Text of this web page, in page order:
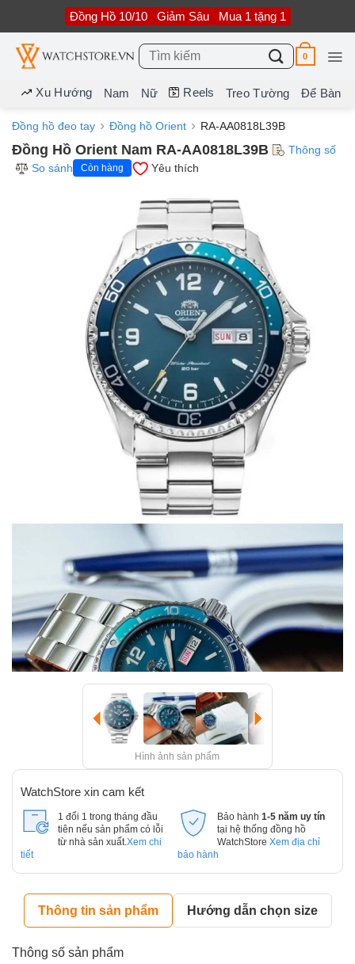
nội
dung
Đồng Hồ 10/10 Giảm Sâu Mua 1 tặng 1
Tìm
kiếm:
0
Xu Hướng Nam Nữ Reels Treo Tường Để Bàn
Đồng hồ đeo tay Đồng hồ Orient RA-AA0818L39B
Đồng Hồ Orient Nam RA-AA0818L39B
Thông số
So sánh
Còn hàng Yêu thích
Hình ảnh sản phẩm
WatchStore xin cam kết
1 đổi 1 trong tháng đầu
tiên nếu sản phẩm có lỗi
từ nhà sản xuất. Xem chi
tiết
Bảo hành 1-5 năm uy tín
tại hệ thống đồng hồ
WatchStore Xem địa chỉ
bảo hành
Thông tin sản phẩm Hướng dẫn chọn size
Thông số sản phẩm